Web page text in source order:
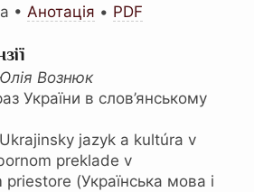
• Анотація • PDF
Вознюк
України в слов’янському
jazyk a kultúra v
preklade v
(Українська мова і